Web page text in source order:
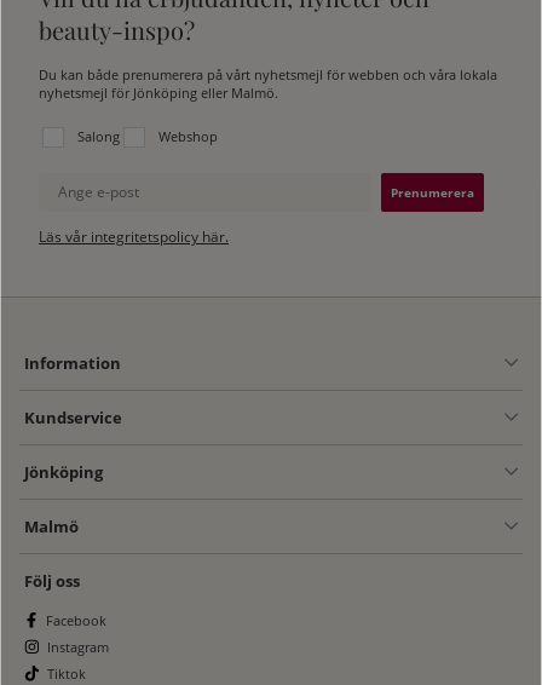
beauty-inspo?
Du kan både prenumerera på vårt nyhetsmejl för webben och våra lokala
nyhetsmejl för Jönköping eller Malmö.
Välj vilken lista du vill prenumerera på:
Salong Webshop
Ange e-post
Läs vår integritetspolicy här.
Information
Kundservice
Jönköping
Malmö
Följ oss
Facebook
Instagram
Tiktok